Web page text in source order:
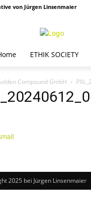
von Jürgen Linsenmaier
ETHIK SOCIETY
Compound GmbH
2025 bei Jürgen Linsenmaier